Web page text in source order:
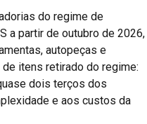
do regime de
a partir de outubro de 2026,
autopeças e
itens retirado do regime:
dois terços dos
e aos custos da